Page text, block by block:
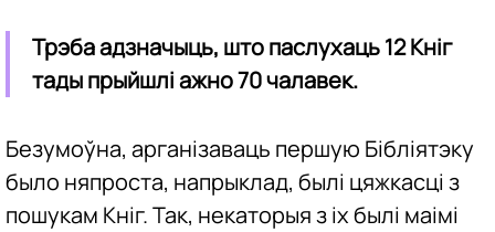
Трэба адзначыць, што паслухаць 12 Кніг
тады прыйшлі ажно 70 чалавек.
Безумоўна, арганізаваць першую Бібліятэку
было няпроста, напрыклад, былі цяжкасці з
пошукам Кніг. Так, некаторыя з іх былі маімі